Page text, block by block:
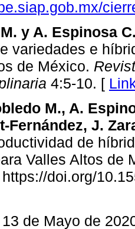
y A. Espinosa
variedades e
de México.
4:5-10. [
M., A.
Fernández, J.
de
Valles Altos de
doi.org/
de Mayo de